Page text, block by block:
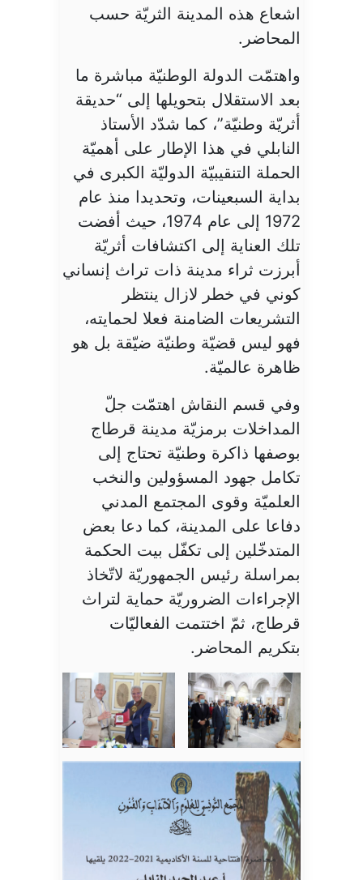
اشعاع هذه المدينة الثريّة حسب
المحاضر.
واهتمّت الدولة الوطنيّة مباشرة ما
بعد الاستقلال بتحويلها إلى “حديقة
أثريّة وطنيّة”، كما شدّد الأستاذ
النابلي في هذا الإطار على أهميّة
الحملة التنقيبيّة الدوليّة الكبرى في
بداية السبعينات، وتحديدا منذ عام
1972 إلى عام 1974، حيث أفضت
تلك العناية إلى اكتشافات أثريّة
أبرزت ثراء مدينة ذات تراث إنساني
كوني في خطر لازال ينتظر
التشريعات الضامنة فعلا لحمايته،
فهو ليس قضيّة وطنيّة ضيّقة بل هو
ظاهرة عالميّة.
وفي قسم النقاش اهتمّت جلّ
المداخلات برمزيّة مدينة قرطاج
بوصفها ذاكرة وطنيّة تحتاج إلى
تكامل جهود المسؤولين والنخب
العلميّة وقوى المجتمع المدني
دفاعا على المدينة، كما دعا بعض
المتدخّلين إلى تكفّل بيت الحكمة
بمراسلة رئيس الجمهوريّة لاتّخاذ
الإجراءات الضروريّة حماية لتراث
قرطاج، ثمّ اختتمت الفعاليّات
بتكريم المحاضر.